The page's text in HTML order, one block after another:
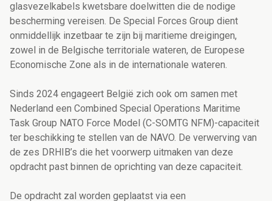
glasvezelkabels kwetsbare doelwitten die de nodige
bescherming vereisen. De Special Forces Group dient
onmiddellijk inzetbaar te zijn bij maritieme dreigingen,
zowel in de Belgische territoriale wateren, de Europese
Economische Zone als in de internationale wateren.
Sinds 2024 engageert België zich ook om samen met
Nederland een Combined Special Operations Maritime
Task Group NATO Force Model (C-SOMTG NFM)-capaciteit
ter beschikking te stellen van de NAVO. De verwerving van
de zes DRHIB’s die het voorwerp uitmaken van deze
opdracht past binnen de oprichting van deze capaciteit.
De opdracht zal worden geplaatst via een